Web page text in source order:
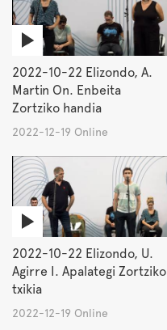
2022-10-22 Elizondo, A.
Martin On. Enbeita
Zortziko handia
2022-12-19 Online
2022-10-22 Elizondo, U.
Agirre I. Apalategi Zortziko
txikia
2022-12-19 Online